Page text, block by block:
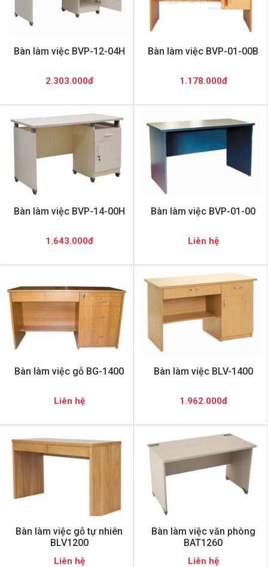
Bàn làm việc BVP-12-04H
2.303.000đ
Bàn làm việc BVP-01-00B
1.178.000đ
Bàn làm việc BVP-14-00H
1.643.000đ
Bàn làm việc BVP-01-00
Liên hệ
Bàn làm việc gỗ BG-1400
Liên hệ
Bàn làm việc BLV-1400
1.962.000đ
Bàn làm việc gỗ tự nhiên
BLV1200
Liên hệ
Bàn làm việc văn phòng
BAT1260
Liên hệ